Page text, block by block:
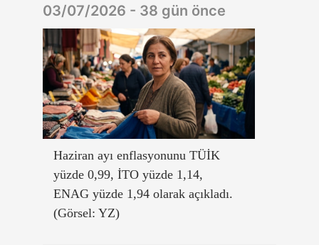
03/07/2026 - 38 gün önce
Haziran ayı enflasyonunu TÜİK
yüzde 0,99, İTO yüzde 1,14,
ENAG yüzde 1,94 olarak açıkladı.
(Görsel: YZ)